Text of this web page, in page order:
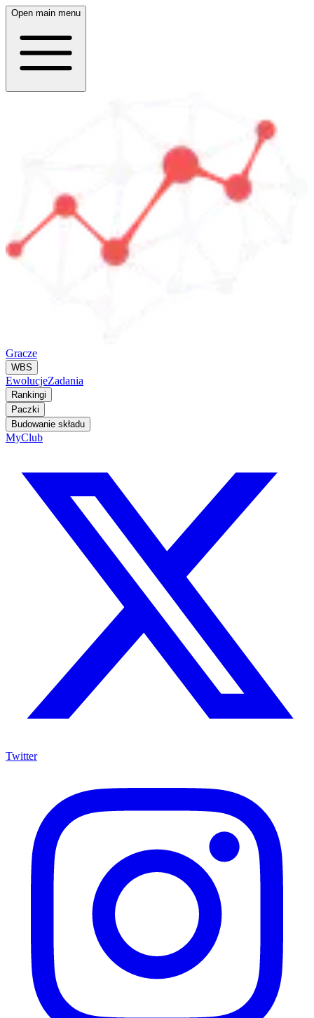
Open main menu
Gracze
WBS
EwolucjeZadania
Rankingi
Paczki
Budowanie składu
MyClub
Twitter